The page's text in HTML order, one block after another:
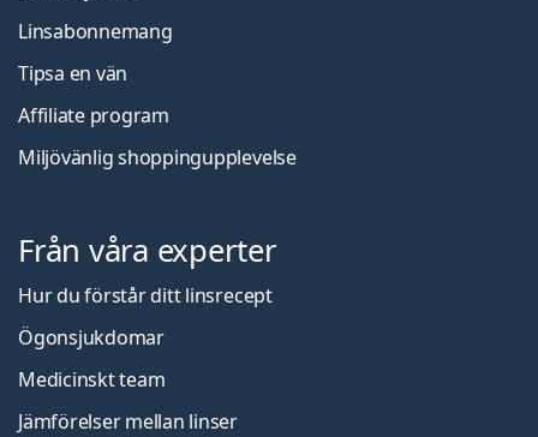
Linsabonnemang
Tipsa en vän
Affiliate program
Miljövänlig shoppingupplevelse
Från våra experter
Hur du förstår ditt linsrecept
Ögonsjukdomar
Medicinskt team
Jämförelser mellan linser